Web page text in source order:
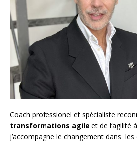
Coach professionel et spécialiste
transformations agile et de l‘agilité
j’accompagne le changement dans